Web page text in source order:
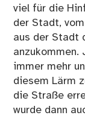
viel für die
der Stadt,
aus der Stadt
anzukommen.
immer mehr
diesem Lärm
die Straße
wurde dann